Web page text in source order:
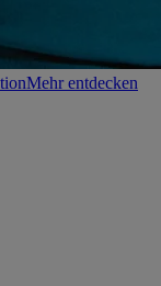
Mehr entdecken